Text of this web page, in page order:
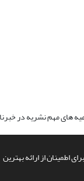
اطمینان از ارائه بهترین
های مهم نشریه در